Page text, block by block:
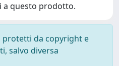
a questo prodotto.
protetti da copyright e
salvo diversa